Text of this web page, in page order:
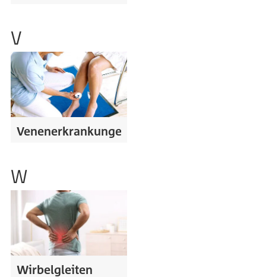
V
Venenerkrankungen
W
Wirbelgleiten